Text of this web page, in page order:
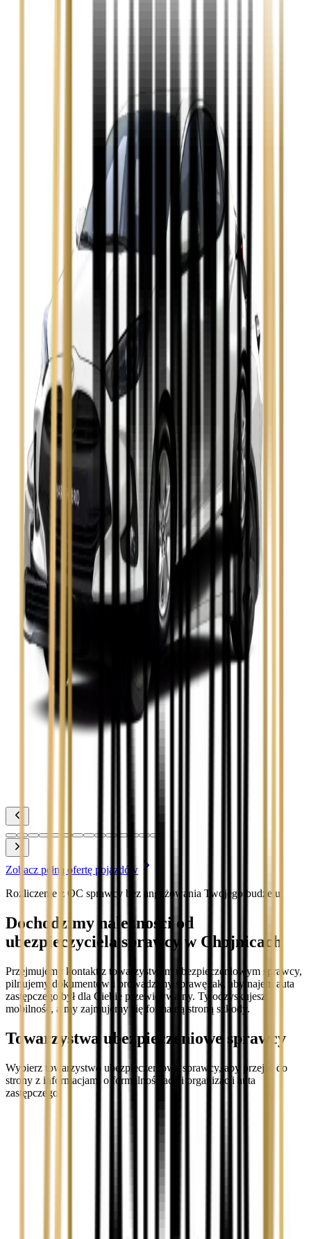
Seat Leon
Skoda Fabia
Zobacz
Skoda Kamiq
Zobacz
Skoda Octavia
Zobacz
Toyota Avensis
Zobacz
Toyota Camry
Zobacz
Toyota Corolla
Toyota Prius
Zobacz pełną ofertę pojazdów
Rozliczenie z OC sprawcy bez angażowania Twojego budżetu
Dochodzimy należności od
ubezpieczyciela sprawcy w Chojnicach
Przejmujemy kontakt z towarzystwem ubezpieczeniowym sprawcy,
pilnujemy dokumentów i prowadzimy sprawę tak, aby najem auta
zastępczego był dla Ciebie przewidywalny. Ty odzyskujesz
mobilność, a my zajmujemy się formalną stroną szkody.
Towarzystwa ubezpieczeniowe sprawcy
Wybierz towarzystwo ubezpieczeniowe sprawcy, aby przejść do
strony z informacjami o formalnościach i organizacji auta
zastępczego.